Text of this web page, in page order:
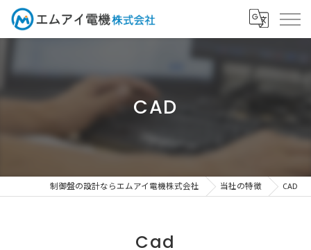
CAD
制御盤の設計ならエムアイ電機株式会社 当社の特徴 CAD
Cad